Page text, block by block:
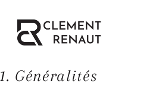
au
contenu
1. Généralités